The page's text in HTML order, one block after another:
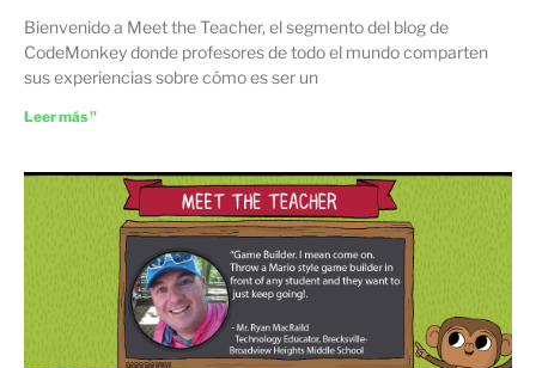
Bienvenido a Meet the Teacher, el segmento del blog de
CodeMonkey donde profesores de todo el mundo comparten
sus experiencias sobre cómo es ser un
Leer más "